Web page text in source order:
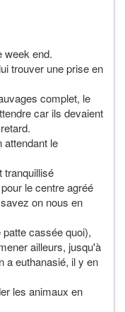
week end.
trouver une prise en
complet, le
car ils devaient
attendant le
tranquillisé
le centre agréé
on nous en
cassée quoi),
ailleurs, jusqu'à
a euthanasié, il y en
les animaux en